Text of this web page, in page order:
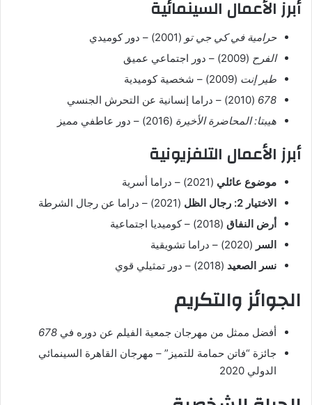
أبرز الأعمال السينمائية
حرامية في كي جي تو (2001) – دور كوميدي
الفرح (2009) – دور اجتماعي عميق
طير إنت (2009) – شخصية كوميدية
678 (2010) – دراما إنسانية عن التحرش الجنسي
هيبتا: المحاضرة الأخيرة (2016) – دور عاطفي مميز
أبرز الأعمال التلفزيونية
موضوع عائلي (2021) – دراما أسرية
الاختيار 2: رجال الظل
(2021) – دراما عن رجال الشرطة
أرض النفاق (2018) – كوميديا اجتماعية
السر (2020) – دراما تشويقية
نسر الصعيد (2018) – دور تمثيلي قوي
الجوائز والتكريم
أفضل ممثل من مهرجان جمعية الفيلم عن دوره في 678
جائزة “فاتن حمامة للتميز” – مهرجان القاهرة السينمائي
الدولي 2020